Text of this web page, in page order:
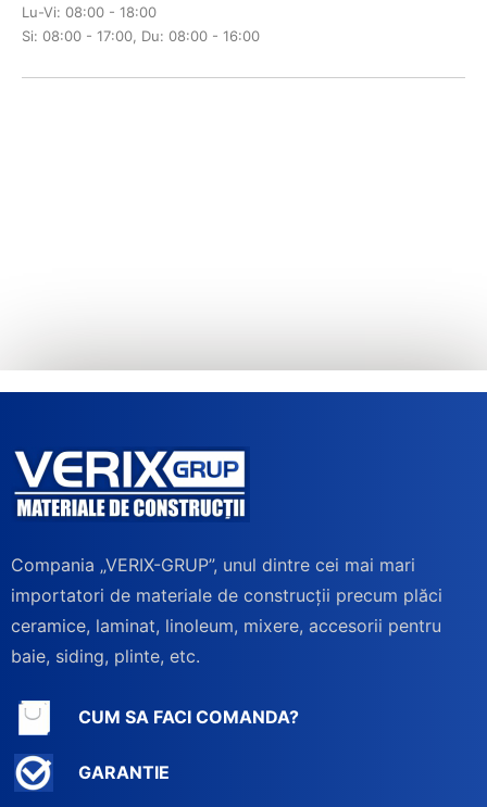
Lu-Vi: 08:00 - 18:00
Si: 08:00 - 17:00, Du: 08:00 - 16:00
Compania „VERIX-GRUP”, unul dintre cei mai mari
importatori de materiale de construcții precum plăci
ceramice, laminat, linoleum, mixere, accesorii pentru
baie, siding, plinte, etc.
CUM SA FACI COMANDA?
GARANTIE